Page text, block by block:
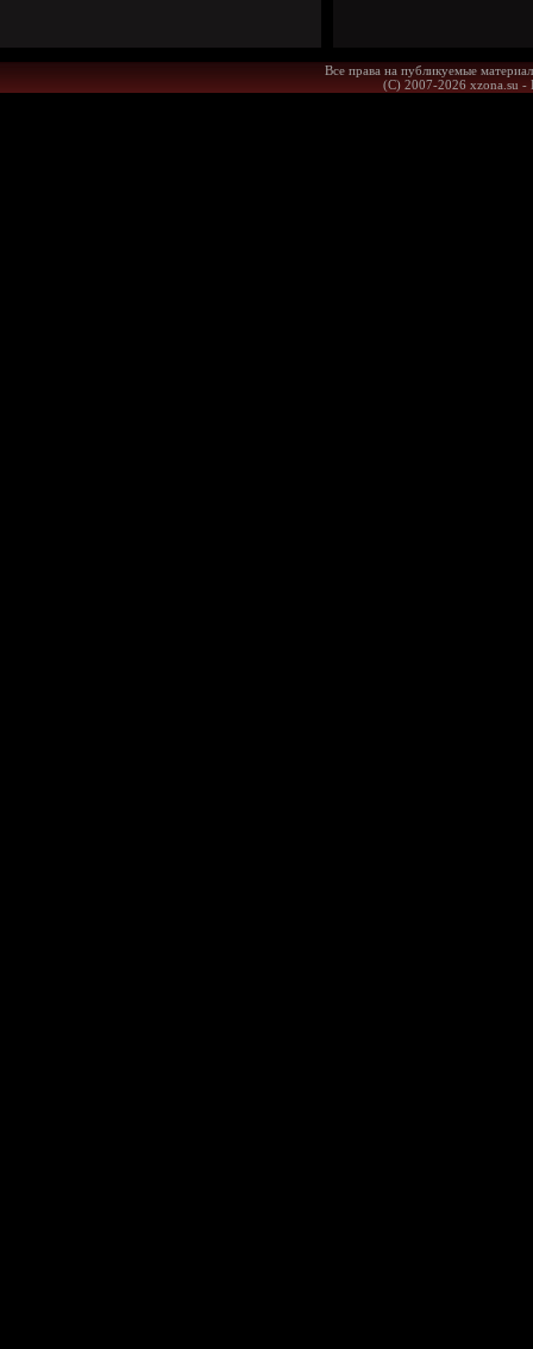
Все права на публикуемые
(С) 2007-2026 xzona.su -